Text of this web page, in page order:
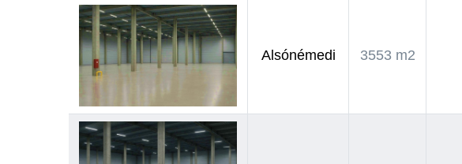
Alsónémedi 3553 m2